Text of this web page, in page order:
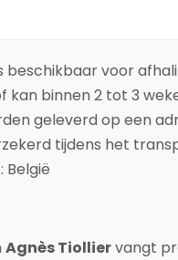
beschikbaar voor
kan binnen 2 tot 3
geleverd op een
tijdens het
België
Agnès Tiolliervangt